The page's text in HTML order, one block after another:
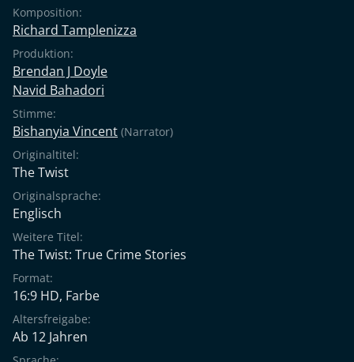
Komposition:
Richard Tamplenizza
Produktion:
Brendan J Doyle
Navid Bahadori
Stimme:
Bishanyia Vincent (Narrator)
Originaltitel:
The Twist
Originalsprache:
Englisch
Weitere Titel:
The Twist: True Crime Stories
Format:
16:9 HD, Farbe
Altersfreigabe:
Ab 12 Jahren